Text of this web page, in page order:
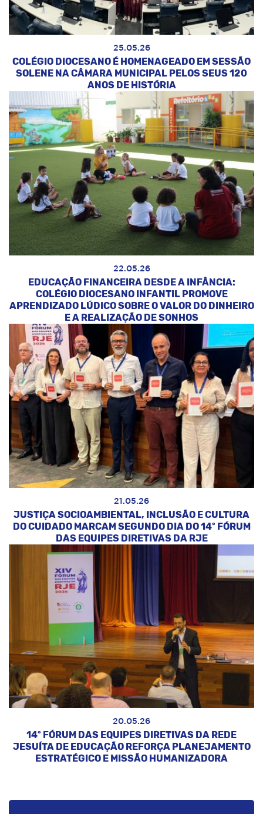
25.05.26
COLÉGIO DIOCESANO É HOMENAGEADO EM SESSÃO
SOLENE NA CÂMARA MUNICIPAL PELOS SEUS 120
ANOS DE HISTÓRIA
22.05.26
EDUCAÇÃO FINANCEIRA DESDE A INFÂNCIA:
COLÉGIO DIOCESANO INFANTIL PROMOVE
APRENDIZADO LÚDICO SOBRE O VALOR DO DINHEIRO
E A REALIZAÇÃO DE SONHOS
21.05.26
JUSTIÇA SOCIOAMBIENTAL, INCLUSÃO E CULTURA
DO CUIDADO MARCAM SEGUNDO DIA DO 14º FÓRUM
DAS EQUIPES DIRETIVAS DA RJE
20.05.26
14º FÓRUM DAS EQUIPES DIRETIVAS DA REDE
JESUÍTA DE EDUCAÇÃO REFORÇA PLANEJAMENTO
ESTRATÉGICO E MISSÃO HUMANIZADORA